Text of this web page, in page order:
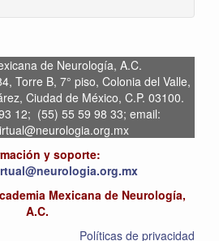
de Neurología, A.C.
Torre B, 7° piso, Colonia del Valle,
Ciudad de México, C.P. 03100.
12; (55) 55 59 98 33; email:
y soporte:
Mexicana de Neurología,
A.C.
Políticas de privacidad